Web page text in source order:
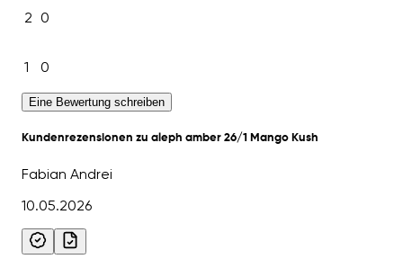
2 0
1 0
Eine Bewertung schreiben
Kundenrezensionen zu aleph amber 26/1 Mango Kush
Fabian Andrei
10.05.2026